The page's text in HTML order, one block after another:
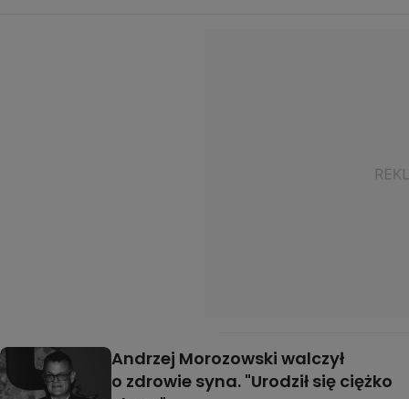
Andrzej Morozowski walczył
o zdrowie syna. "Urodził się ciężko